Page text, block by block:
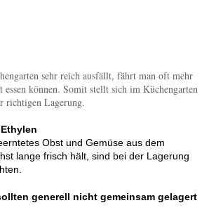
sehr reich ausfällt, fährt man oft mehr
können. Somit stellt sich im Küchengarten
richtigen Lagerung.
Obst und Gemüse aus dem
lange frisch hält, sind bei der Lagerung
generell nicht gemeinsam gelagert